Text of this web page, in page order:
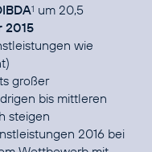
1 um 20,5
2015
wie
großer
bis mittleren
steigen
2016 bei